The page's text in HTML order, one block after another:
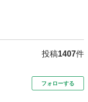
投稿1407件
フォローする